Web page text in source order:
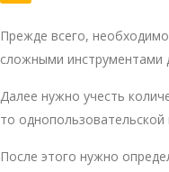
Прежде всего,
сложными инструментами
Далее нужно учесть
то
После этого нужно